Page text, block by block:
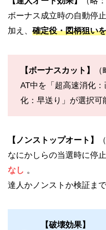
ボーナス成立時の自動停
加え、 確定役・図柄狙い
【ボーナスカット】
AT中を「超高速消化
化：早送り」が選択可
【ノンストップオート】
なにかしらの当選時に停
なし 。
達人かノンストか検証ま
【破壊効果】